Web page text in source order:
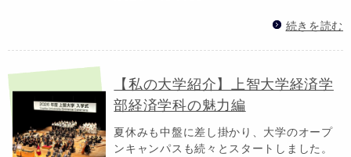
続きを読む
【私の大学紹介】上智大学経済学
部経済学科の魅力編
夏休みも中盤に差し掛かり、大学のオープ
ンキャンパスも続々とスタートしました。